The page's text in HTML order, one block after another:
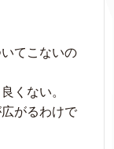
てこないの
くない。
がるわけで